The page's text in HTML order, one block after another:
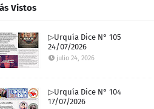
Vistos
▷Urquía Dice N° 105
24/07/2026
julio 24, 2026
▷Urquía Dice N° 104
17/07/2026